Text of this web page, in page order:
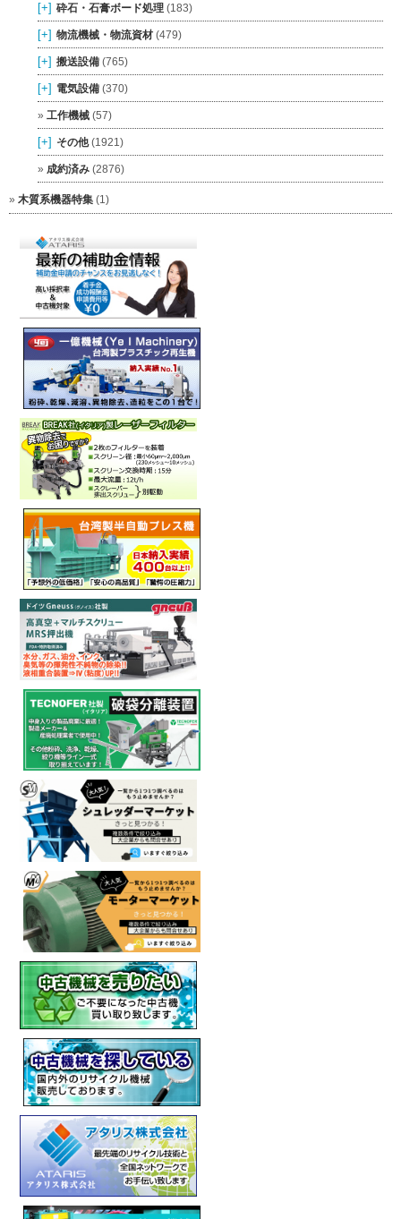
[+] 砕石・石膏ボード処理 (183)
[+] 物流機械・物流資材 (479)
[+] 搬送設備 (765)
[+] 電気設備 (370)
工作機械 (57)
[+] その他(1921)
成約済み (2876)
木質系機器特集 (1)